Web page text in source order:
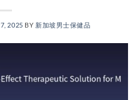
2025 BY 新加坡男士保健品